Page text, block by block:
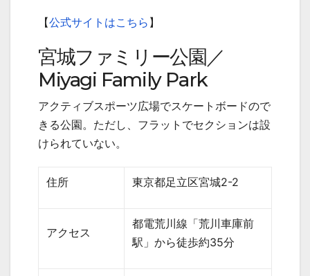
【公式サイトはこちら 】
宮城ファミリー公園／
Miyagi Family Park
アクティブスポーツ広場でスケートボードので
きる公園。ただし、フラットでセクションは設
けられていない。
住所 東京都足立区宮城2-2
アクセス
都電荒川線「荒川車庫前
駅」から徒歩約35分